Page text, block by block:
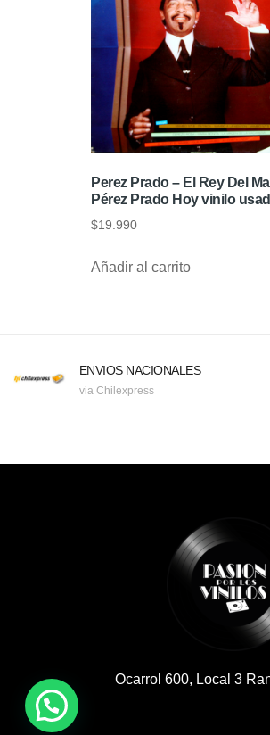
Perez Prado – El Rey Del
Pérez Prado Hoy vinilo
$19.990
Añadir al carrito
ENVIOS NACIONALES
via Chilexpress
Ocarrol 600, Local 3